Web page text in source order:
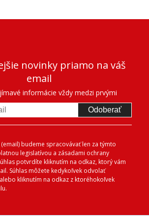
novinky priamo na váš
email
informácie vždy medzi prvými
Odoberať
budeme spracovávať len za týmto
legislatívou a zásadami ochrany
potvrdíte kliknutím na odkaz, ktorý vám
Súhlas môžete kedykoľvek odvolať
kliknutím na odkaz z ktoréhokoľvek